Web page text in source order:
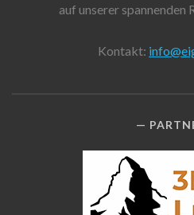
auf unserer spannenden
Kontakt: